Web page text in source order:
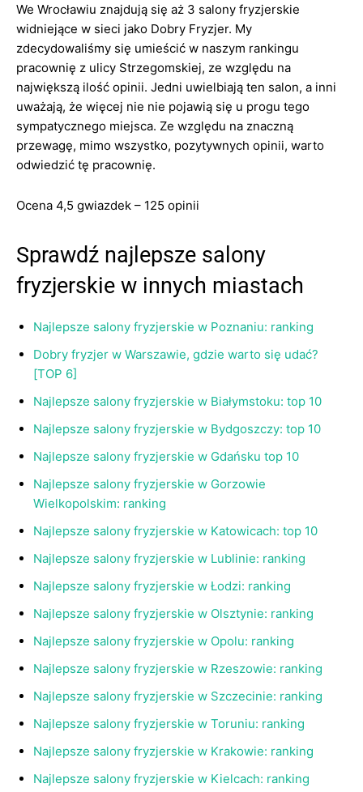
We Wrocławiu znajdują się aż 3 salony fryzjerskie
widniejące w sieci jako Dobry Fryzjer. My
zdecydowaliśmy się umieścić w naszym rankingu
pracownię z ulicy Strzegomskiej, ze względu na
największą ilość opinii. Jedni uwielbiają ten salon, a inni
uważają, że więcej nie nie pojawią się u progu tego
sympatycznego miejsca. Ze względu na znaczną
przewagę, mimo wszystko, pozytywnych opinii, warto
odwiedzić tę pracownię.
Ocena 4,5 gwiazdek – 125 opinii
Sprawdź najlepsze salony
fryzjerskie w innych miastach
Najlepsze salony fryzjerskie w Poznaniu: ranking
Dobry fryzjer w Warszawie, gdzie warto się udać?
[TOP 6]
Najlepsze salony fryzjerskie w Białymstoku: top 10
Najlepsze salony fryzjerskie w Bydgoszczy: top 10
Najlepsze salony fryzjerskie w Gdańsku top 10
Najlepsze salony fryzjerskie w Gorzowie
Wielkopolskim: ranking
Najlepsze salony fryzjerskie w Katowicach: top 10
Najlepsze salony fryzjerskie w Lublinie: ranking
Najlepsze salony fryzjerskie w Łodzi: ranking
Najlepsze salony fryzjerskie w Olsztynie: ranking
Najlepsze salony fryzjerskie w Opolu: ranking
Najlepsze salony fryzjerskie w Rzeszowie: ranking
Najlepsze salony fryzjerskie w Szczecinie: ranking
Najlepsze salony fryzjerskie w Toruniu: ranking
Najlepsze salony fryzjerskie w Krakowie: ranking
Najlepsze salony fryzjerskie w Kielcach: ranking